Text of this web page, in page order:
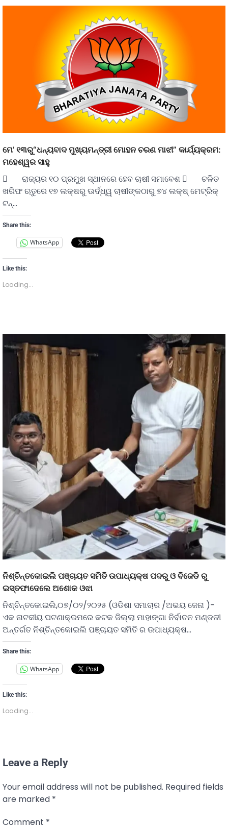
ମେ’ ୧୩ରୁ“ଧନ୍ୟବାଦ ମୁଖ୍ୟମନ୍ତ୍ରୀ ମୋହନ ଚରଣ ମାଝୀ” କାର୍ଯ୍ୟକ୍ରମ:
ମହେଶ୍ୱର ସାହୁ
 ରାଜ୍ୟର ୧୦ ପ୍ରମୁଖ ସ୍ଥାନରେ ହେବ ଚାଷୀ ସମାବେଶ  ଚଳିତ
ଖରିଫ ଋତୁରେ ୧୭ ଲକ୍ଷରୁ ଊର୍ଦ୍ଧ୍ୱ ଚାଷୀଙ୍କଠାରୁ ୭୪ ଲକ୍ଷ୍ ମେଟ୍ରିକ୍
ଟନ୍…
Share this:
WhatsApp
Like this:
Loading...
ନିଶ୍ଚିନ୍ତକୋଇଲି ପଞ୍ଚାୟତ ସମିତି ଉପାଧ୍ୟକ୍ଷ ପଦରୁ ଓ ବିଜେଡି ରୁ
ଇସ୍ତଫାଦେଲେ ଅଶୋକ ଓଝା
ନିଶ୍ଚିନ୍ତକୋଇଲି,୦୭/୦୨/୨୦୨୫ (ଓଡିଶା ସମାଚାର /ଅଭୟ ଜେନା )-
ଏକ ନାଟକୀୟ ଘଟଣାକ୍ରମରେ କଟକ ଜିଲ୍ଲା ମାହାଙ୍ଗା ନିର୍ବାଚନ ମଣ୍ଡଳୀ
ଅନ୍ତର୍ଗତ ନିଶ୍ଚିନ୍ତକୋଇଲି ପଞ୍ଚାୟତ ସମିତି ର ଉପାଧ୍ୟକ୍ଷ…
Share this:
WhatsApp
Like this:
Loading...
Leave a Reply
Your email address will not be published. Required fields
are marked *
Comment *